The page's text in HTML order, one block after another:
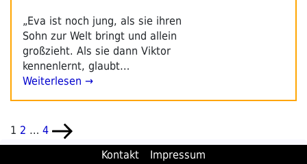
„Eva ist noch jung, als sie ihren
Sohn zur Welt bringt und allein
großzieht. Als sie dann Viktor
kennenlernt, glaubt…
Weiterlesen →
Seitennummerierung
der
Seite
1 Seite
2 … Seite
4 Nächste
Seite
Kontakt
Impressum